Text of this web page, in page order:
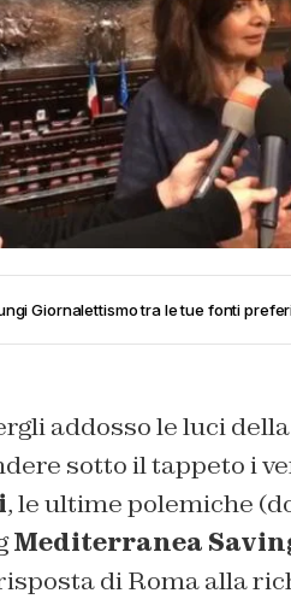
Giornalettismo tra le tue fonti
addosso le luci
sotto il tappeto i
, le ultime polemiche
Mediterranea
di Roma alla